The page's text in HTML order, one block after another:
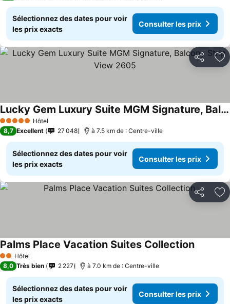
Sélectionnez des dates pour voir
les prix exacts
Consulter les prix
Partager
5 Étoiles Hôtel
Lucky Gem Luxury Suite MGM Signature, Balcony Strip View 2605
8,7 Excellent 27 048 à 7.5 km de : Centre-ville
Sélectionnez des dates pour voir
les prix exacts
Consulter les prix
Partager
2 Étoiles
Hôtel
Palms Place Vacation Suites Collection
8,0 Très bien 2 227 à 7.0 km de : Centre-ville
Sélectionnez des dates pour voir
les prix exacts
Consulter les prix